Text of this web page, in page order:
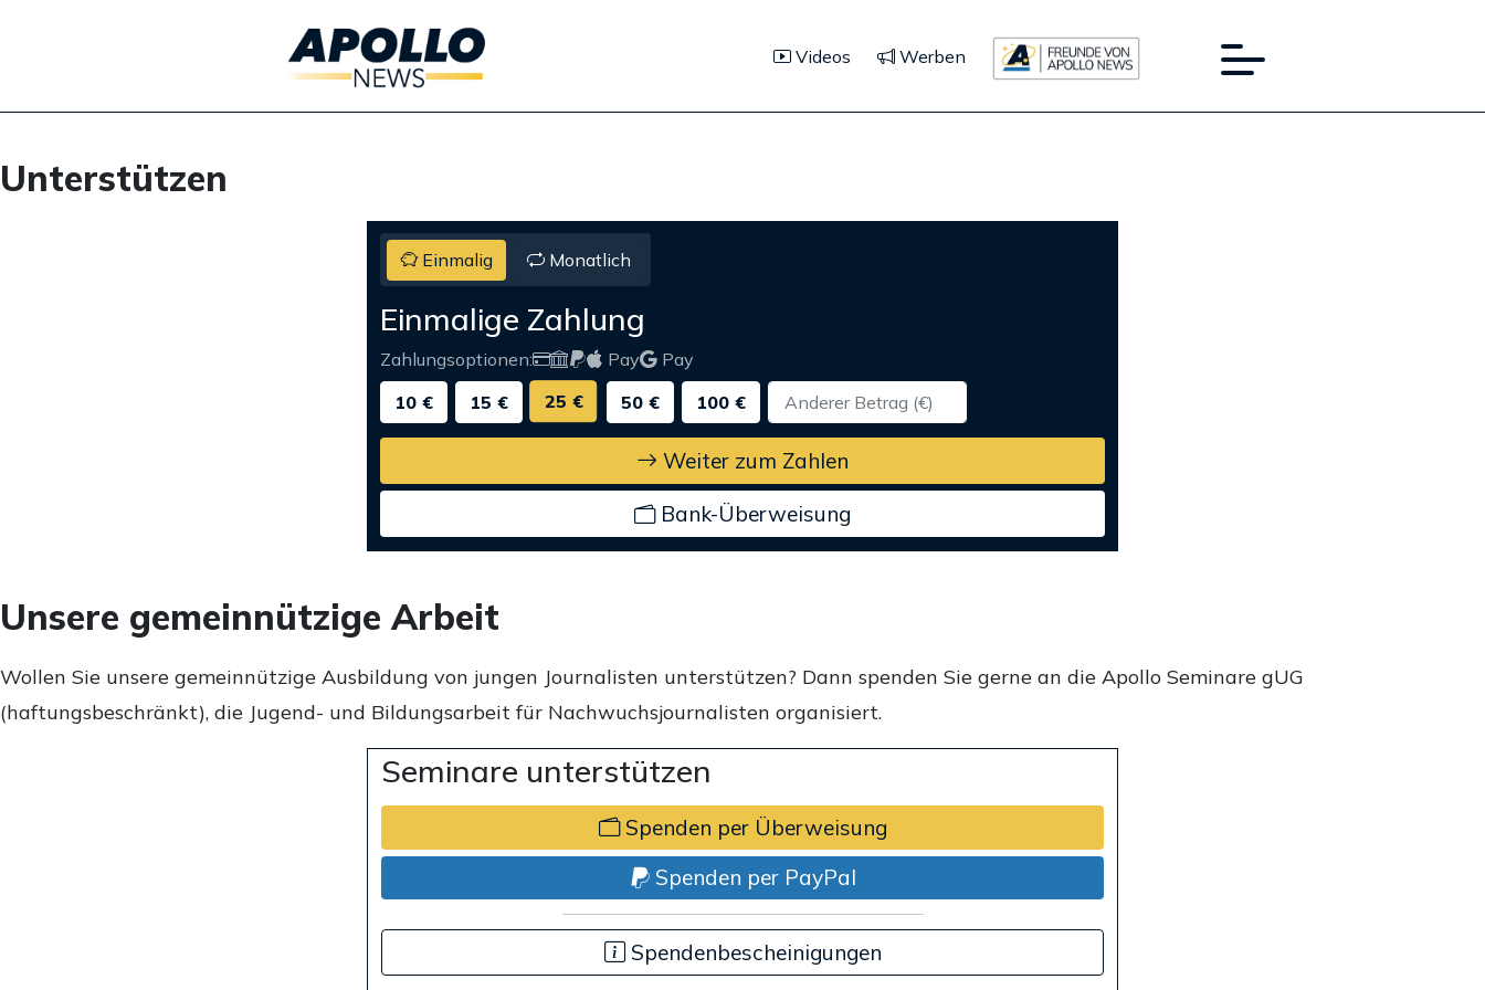
Videos Werben
Unterstützen
Einmalig Monatlich
Einmalige Zahlung
Zahlungsoptionen: Pay
Pay
10 €
15 € 25 € 50 € 100 €
Weiter zum Zahlen
Bank-Überweisung
Unsere gemeinnützige Arbeit
Wollen Sie unsere gemeinnützige Ausbildung von jungen Journalisten unterstützen? Dann spenden Sie gerne an die Apollo Seminare gUG
(haftungsbeschränkt), die Jugend- und Bildungsarbeit für Nachwuchsjournalisten organisiert.
Seminare unterstützen
Spenden per Überweisung
Spenden per PayPal
Spendenbescheinigungen